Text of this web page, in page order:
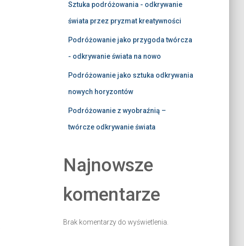
Sztuka podróżowania - odkrywanie
świata przez pryzmat kreatywności
Podróżowanie jako przygoda twórcza
- odkrywanie świata na nowo
Podróżowanie jako sztuka odkrywania
nowych horyzontów
Podróżowanie z wyobraźnią –
twórcze odkrywanie świata
Najnowsze
komentarze
Brak komentarzy do wyświetlenia.